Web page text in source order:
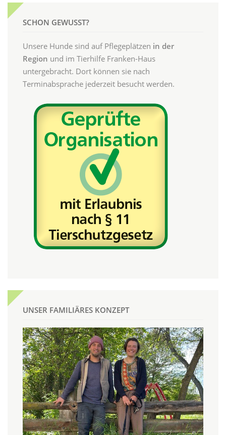
SCHON GEWUSST?
Unsere Hunde sind auf Pflegeplätzen in der
Region und im Tierhilfe Franken-Haus
untergebracht. Dort können sie nach
Terminabsprache jederzeit besucht werden.
UNSER FAMILIÄRES KONZEPT